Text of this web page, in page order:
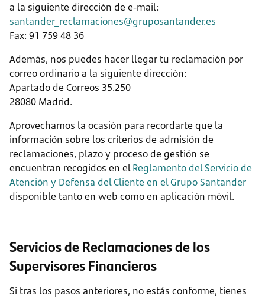
a la siguiente dirección de e-mail:
santander_reclamaciones@gruposantander.es
Fax: 91 759 48 36
Además, nos puedes hacer llegar tu reclamación por
correo ordinario a la siguiente dirección:
Apartado de Correos 35.250
28080 Madrid.
Aprovechamos la ocasión para recordarte que la
información sobre los criterios de admisión de
reclamaciones, plazo y proceso de gestión se
encuentran recogidos en elReglamento del Servicio de
Atención y Defensa del Cliente en el Grupo Santander
disponible tanto en web como en aplicación móvil.
Servicios de Reclamaciones de los
Supervisores Financieros
Si tras los pasos anteriores, no estás conforme, tienes